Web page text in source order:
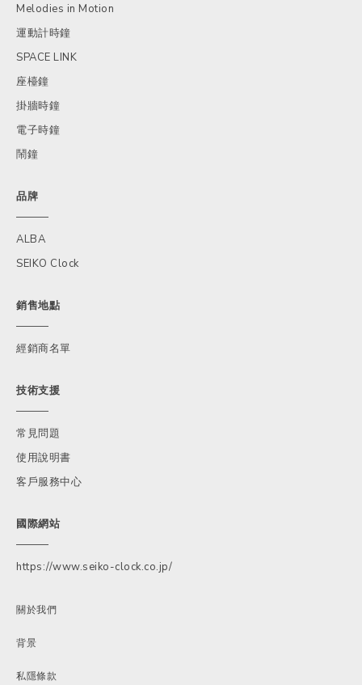
Melodies in Motion
運動計時鐘
SPACE LINK
座檯鐘
掛牆時鐘
電子時鐘
鬧鐘
品牌
ALBA
SEIKO Clock
銷售地點
經銷商名單
技術支援
常見問題
使用說明書
客戶服務中心
國際網站
https://www.seiko-clock.co.jp/
關於我們
背景
私隱條款